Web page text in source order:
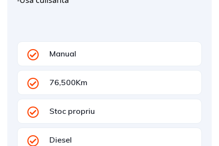
Manual
76,500Km
Stoc propriu
Diesel